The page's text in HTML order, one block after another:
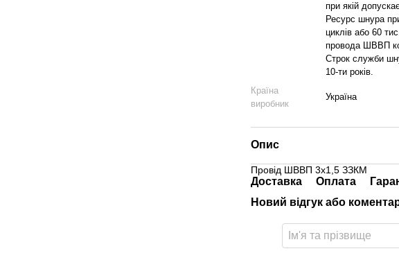
при якій
Ресурс шнура
циклів або 60
провода ШВВП
Строк служби
10-ти років.
Країна
виробник
Україна
Опис
Провід ШВВП 3х1,5 ЗЗКМ
Доставка Оплата
Новий відгук або